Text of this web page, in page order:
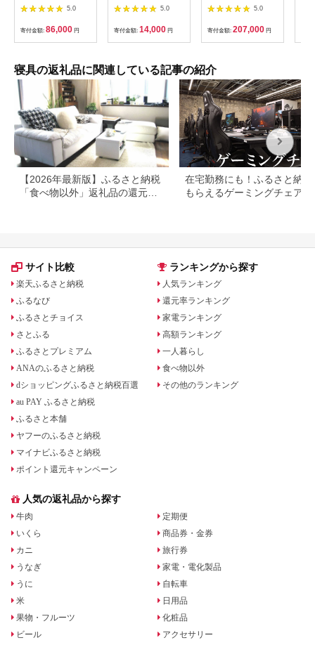
ル ホワイトダックダ
ウン93% 0.8kg 無地
アイボリー 中厚 春用
秋用 [川村羽毛 山梨県
韮崎市 20741733] 合
ア産 コインランドリ
ー 掛け布団 ダウンか
け布団 ふとん 羽毛ふ
とん 合掛け布団 ロイ
ヤルゴールドラベル
5.0
寄付金額: 86,000 円
枚合わせ毛布(猫Feel)
シングル ロシアンブ
ルー(グレー系)［ 京都
nissen 寝具 吸湿 発
熱 人気 おすすめ 洗え
お取り寄せ 通販 送料
無料 ふるさと納税 ］
YM004VC01
5.0
寄付金額: 14,000 円
5.0
寄付金額: 207,000 円
寝具の返礼品に関連している記事の紹介
【2026年最新版】ふるさと納税
「食べ物以外」返礼品の還元率
在宅勤務にも！ふるさと納税
もらえるゲーミングチェアや
サイト比較
楽天ふるさと納税
ふるなび
ふるさとチョイス
さとふる
ふるさとプレミアム
ANAのふるさと納税
dショッピングふるさと納税百選
au PAY ふるさと納税
ふるさと本舗
ヤフーのふるさと納税
マイナビふるさと納税
ポイント還元キャンペーン
ランキングから探す
人気ランキング
還元率ランキング
家電ランキング
高額ランキング
一人暮らし
食べ物以外
その他のランキング
人気の返礼品から探す
牛肉
いくら
カニ
うなぎ
うに
米
果物・フルーツ
ビール
定期便
商品券・金券
旅行券
家電・電化製品
自転車
日用品
化粧品
アクセサリー